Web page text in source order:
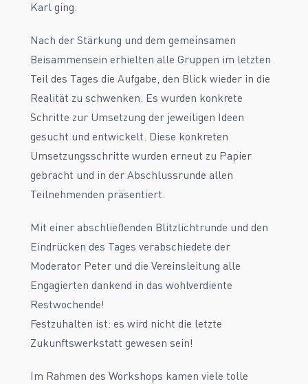
Karl ging.
Nach der Stärkung und dem gemeinsamen
Beisammensein erhielten alle Gruppen im letzten
Teil des Tages die Aufgabe, den Blick wieder in die
Realität zu schwenken. Es wurden konkrete
Schritte zur Umsetzung der jeweiligen Ideen
gesucht und entwickelt. Diese konkreten
Umsetzungsschritte wurden erneut zu Papier
gebracht und in der Abschlussrunde allen
Teilnehmenden präsentiert.
Mit einer abschließenden Blitzlichtrunde und den
Eindrücken des Tages verabschiedete der
Moderator Peter und die Vereinsleitung alle
Engagierten dankend in das wohlverdiente
Restwochende!
Festzuhalten ist: es wird nicht die letzte
Zukunftswerkstatt gewesen sein!
Im Rahmen des Workshops kamen viele tolle